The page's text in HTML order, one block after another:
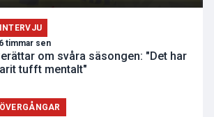
INTERVJU
timmar sen
om svåra säsongen: "Det har
tufft mentalt"
ÖVERGÅNGAR